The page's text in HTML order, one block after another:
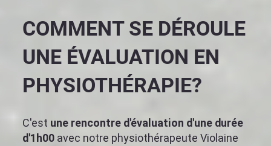
COMMENT SE DÉROULE
UNE ÉVALUATION EN
PHYSIOTHÉRAPIE?
C'est une rencontre d'évaluation d'une durée
d'1h00 avec notre physiothérapeute Violaine